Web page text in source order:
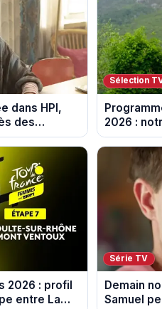
dans HPI,
des
Sélection
2026 :
soirée
2026 : profil
entre La
Série TV
Demain
Samuel